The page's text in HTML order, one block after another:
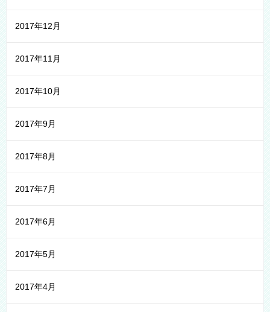
2017年12月
2017年11月
2017年10月
2017年9月
2017年8月
2017年7月
2017年6月
2017年5月
2017年4月